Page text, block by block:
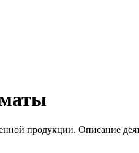
продукции. Описание